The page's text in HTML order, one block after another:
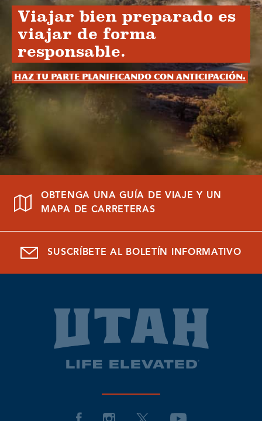
Viajar bien preparado es
viajar de forma
responsable.
Haz tu parte planificando con anticipación.
OBTENGA UNA GUÍA DE VIAJE Y UN
MAPA DE CARRETERAS
SUSCRÍBETE AL BOLETÍN INFORMATIVO